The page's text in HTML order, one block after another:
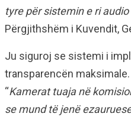
tyre për sistemin e ri
Përgjithshëm i Kuvendit,
Ju siguroj se sistemi i
transparencën maksimale.
“Kamerat tuaja në
se mund të jenë